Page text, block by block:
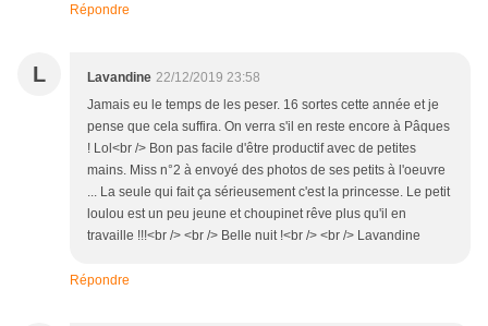
Répondre
L Lavandine 22/12/2019 23:58
Jamais eu le temps de les peser. 16 sortes cette année et je
pense que cela suffira. On verra s'il en reste encore à Pâques
! Lol<br /> Bon pas facile d'être productif avec de petites
mains. Miss n°2 à envoyé des photos de ses petits à l'oeuvre
... La seule qui fait ça sérieusement c'est la princesse. Le petit
loulou est un peu jeune et choupinet rêve plus qu'il en
travaille !!!<br /> <br /> Belle nuit !<br /> <br /> Lavandine
Répondre